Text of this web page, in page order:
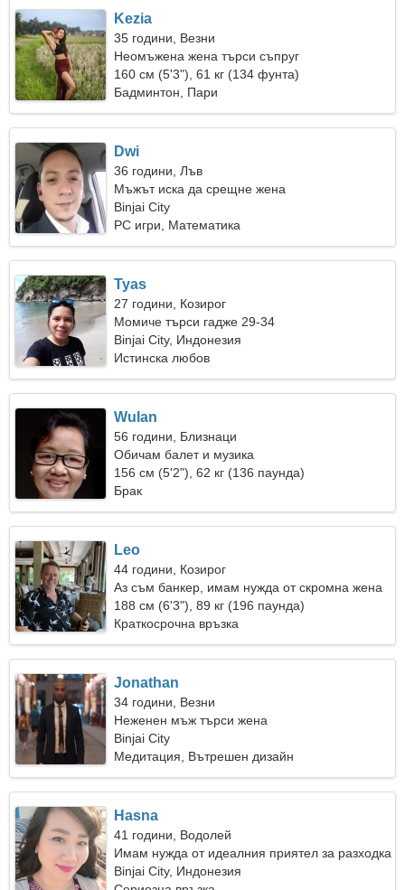
Kezia
35 години, Везни
Неомъжена жена търси съпруг
160 см (5'3"), 61 кг (134 фунта)
Бадминтон, Пари
Dwi
36 години, Лъв
Мъжът иска да срещне жена
Binjai City
PC игри, Математика
Tyas
27 години, Козирог
Момиче търси гадже 29-34
Binjai City, Индонезия
Истинска любов
Wulan
56 години, Близнаци
Обичам балет и музика
156 см (5'2"), 62 кг (136 паунда)
Брак
Leo
44 години, Козирог
Аз съм банкер, имам нужда от скромна жена
188 см (6'3"), 89 кг (196 паунда)
Краткосрочна връзка
Jonathan
34 години, Везни
Неженен мъж търси жена
Binjai City
Медитация, Вътрешен дизайн
Hasna
41 години, Водолей
Имам нужда от идеалния приятел за разходка
заедно
Binjai City, Индонезия